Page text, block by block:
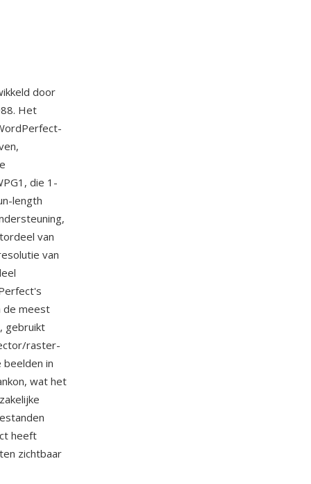
door
Het
die 1-
length
van
van
de meest
gebruikt
raster-
beelden in
wat het
heeft
zichtbaar